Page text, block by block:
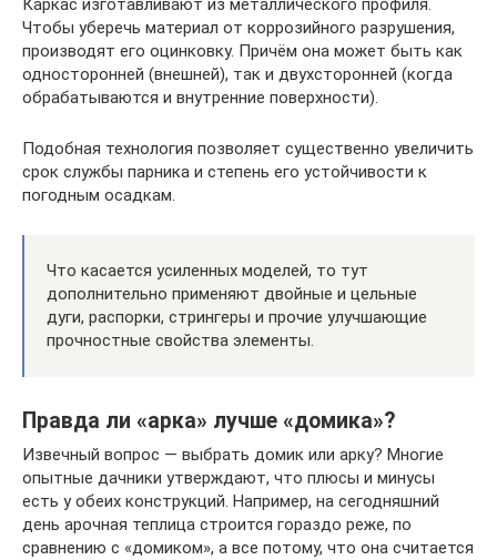
Каркас изготавливают из металлического профиля.
Чтобы уберечь материал от коррозийного разрушения,
производят его оцинковку. Причём она может быть как
односторонней (внешней), так и двухсторонней (когда
обрабатываются и внутренние поверхности).
Подобная технология позволяет существенно увеличить
срок службы парника и степень его устойчивости к
погодным осадкам.
Что касается усиленных моделей, то тут
дополнительно применяют двойные и цельные
дуги, распорки, стрингеры и прочие улучшающие
прочностные свойства элементы.
Правда ли «арка» лучше «домика»?
Извечный вопрос — выбрать домик или арку? Многие
опытные дачники утверждают, что плюсы и минусы
есть у обеих конструкций. Например, на сегодняшний
день арочная теплица строится гораздо реже, по
сравнению с «домиком», а все потому, что она считается